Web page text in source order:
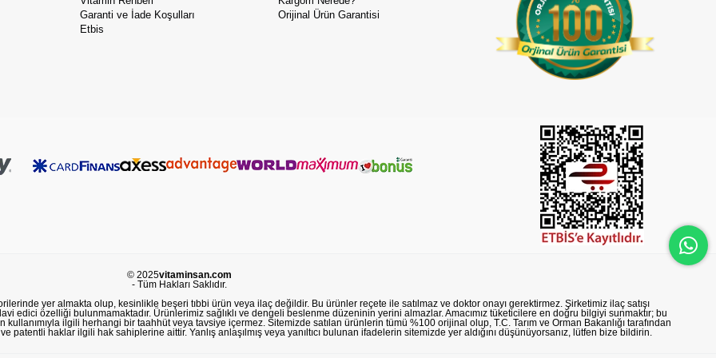
Garanti ve İade Koşulları
Etbis
Orijinal Ürün Garantisi
© 2025vitaminsan.com
- Tüm Hakları Saklıdır.
yer almakta olup, kesinlikle beşeri tıbbi ürün veya ilaç değildir. Bu ürünler reçete ile satılmaz ve doktor onayı gerektirmez. Şirketimiz ilaç satışı
edici özelliği bulunmamaktadır. Ürünlerimiz sağlıklı ve dengeli beslenme düzeninin yerini almazlar. Amacımız tüketicilere en doğru bilgiyi sunmaktır; bu
ilgili herhangi bir taahhüt veya tavsiye içermez. Sitemizde satılan ürünlerin tümü %100 orijinal olup, T.C. Tarım ve Orman Bakanlığı tarafından
patentli haklar ilgili hak sahiplerine aittir. Yanlış anlaşılmış veya yanıltıcı bulunan ifadelerin sitemizde yer aldığını düşünüyorsanız, lütfen bize bildirin.